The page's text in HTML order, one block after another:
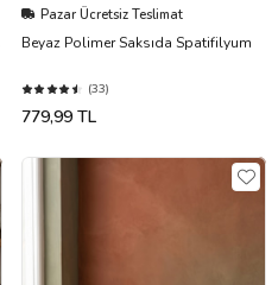
Pazar Ücretsiz Teslimat
Beyaz Polimer Saksıda Spatifilyum
(33)
779,99 TL